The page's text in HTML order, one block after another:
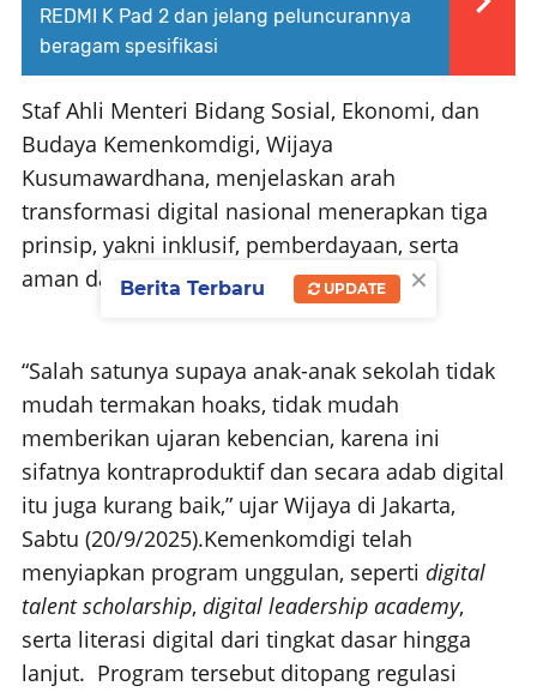
REDMI K Pad 2 dan jelang peluncurannya
beragam spesifikasi
Staf Ahli Menteri Bidang Sosial, Ekonomi, dan
Budaya Kemenkomdigi, Wijaya
Kusumawardhana, menjelaskan arah
transformasi digital nasional menerapkan tiga
prinsip, yakni inklusif, pemberdayaan, serta
aman dan berdaulat.
“Salah satunya supaya anak-anak sekolah tidak
mudah termakan hoaks, tidak mudah
memberikan ujaran kebencian, karena ini
sifatnya kontraproduktif dan secara adab digital
itu juga kurang baik,” ujar Wijaya di Jakarta,
Sabtu (20/9/2025).Kemenkomdigi telah
menyiapkan program unggulan, seperti digital
talent scholarship, digital leadership academy,
serta literasi digital dari tingkat dasar hingga
lanjut. Program tersebut ditopang regulasi
×
Berita Terbaru UPDATE